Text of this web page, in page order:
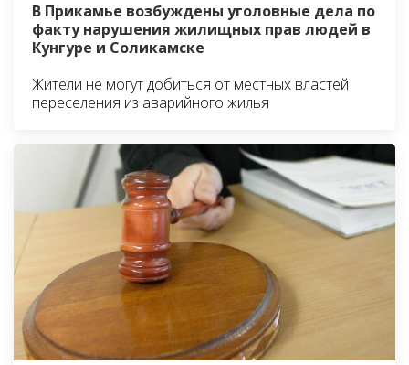
В Прикамье возбуждены уголовные дела по
факту нарушения жилищных прав людей в
Кунгуре и Соликамске
Жители не могут добиться от местных властей
переселения из аварийного жилья